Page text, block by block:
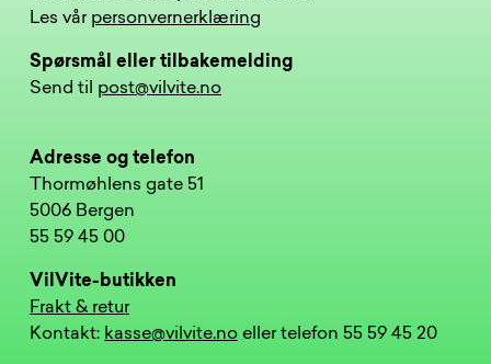
Les vår personvernerklæring
Spørsmål eller tilbakemelding
Send til post@vilvite.no
Adresse og telefon
Thormøhlens gate 51
5006 Bergen
55 59 45 00
VilVite-butikken
Frakt & retur
Kontakt: kasse@vilvite.no eller telefon 55 59 45 20